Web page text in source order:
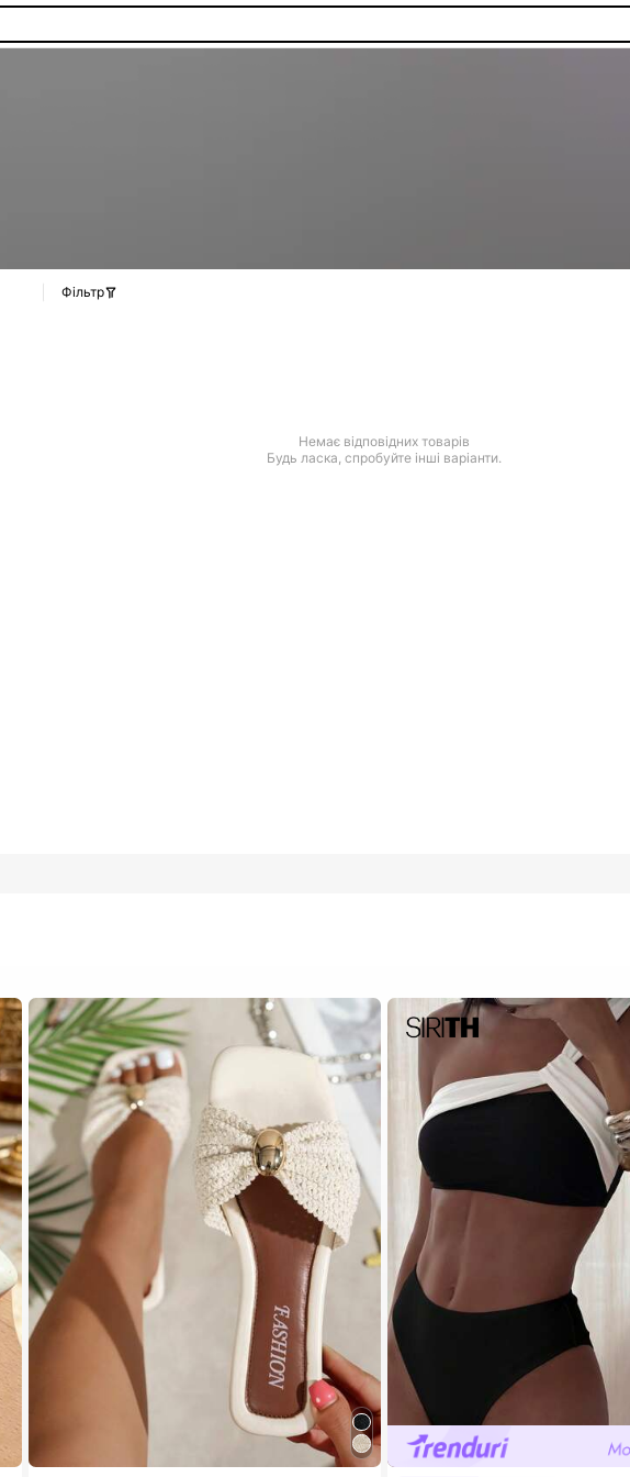
Фільтр
Немає відповідних товарів
Будь ласка, спробуйте інші варіанти.